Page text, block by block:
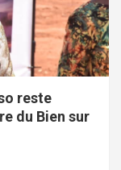
reste
du Bien sur